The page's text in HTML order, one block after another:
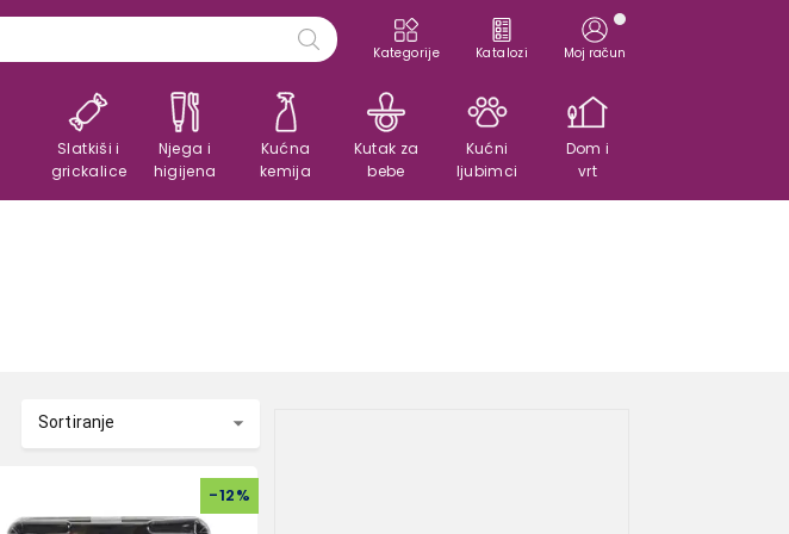
Kategorije Katalozi Moj račun
Slatkiši i
grickalice
Njega i
higijena
Kućna
kemija
Kutak za
bebe
Kućni
ljubimci
Dom i
vrt
Sortiranje
-12%